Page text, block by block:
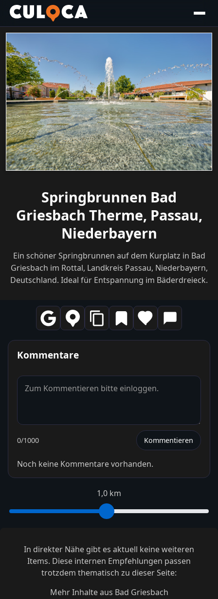
Springbrunnen Bad
Griesbach Therme, Passau,
Niederbayern
Ein schöner Springbrunnen auf dem Kurplatz in Bad
Griesbach im Rottal, Landkreis Passau, Niederbayern,
Deutschland. Ideal für Entspannung im Bäderdreieck.
Kommentare
0/1000 Kommentieren
Noch keine Kommentare vorhanden.
1,0 km
In direkter Nähe gibt es aktuell keine weiteren
Items. Diese internen Empfehlungen passen
trotzdem thematisch zu dieser Seite:
Mehr Inhalte aus Bad Griesbach